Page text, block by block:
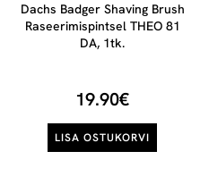
Dachs Badger Shaving Brush
Raseerimispintsel THEO 81
DA, 1tk.
19.90€
LISA OSTUKORVI